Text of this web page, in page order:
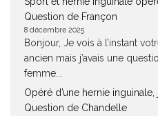
Question de Françon
8 décembre 2025
Bonjour, Je vois à l’instant
ancien mais j’avais une
femme...
Opéré d’une hernie inguinale,
Question de Chandelle